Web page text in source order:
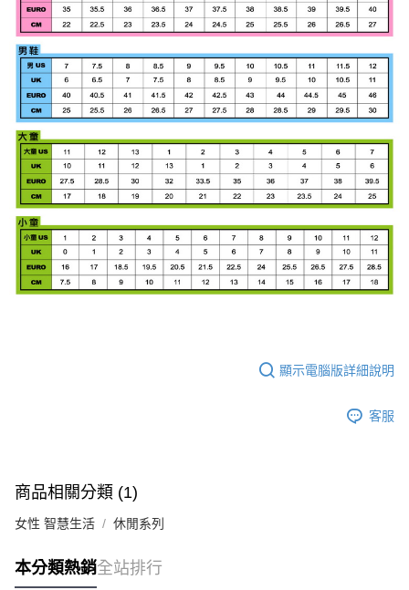
顯示電腦版詳細說明
客服
商品相關分類 (1)
女性 智慧生活 休閒系列
本分類熱銷全站排行